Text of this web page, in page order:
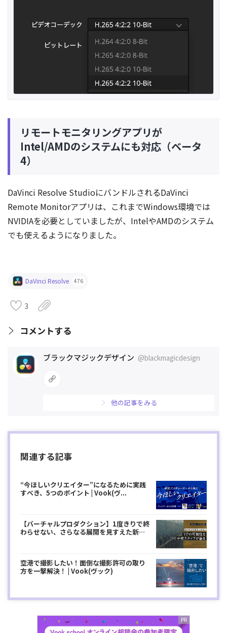
リモートモニタリングアプリが
Intel/AMDのシステムにも対応（ベータ
4）
DaVinci Resolve StudioにバンドルされるDaVinci
Remote Monitorアプリは、これまでWindows環境では
NVIDIAを必要としていましたが、IntelやAMDのシステム
でも使えるようになりました。
DaVinci Resolve 476
3
コメントする
ブラックマジックデザイン @blackmagicdesign
他の記事をみる
関連する記事
“今ほしいクリエイター”になるために実践
すべき、5つのポイント | Vook(ヴ...
【バーチャルプロダクション】1度きりで終
わらせない、さらなる展開を見すえた新世
空港で撮影したい！面倒な撮影許可の取り
方を一撃解決！ | Vook(ヴック)